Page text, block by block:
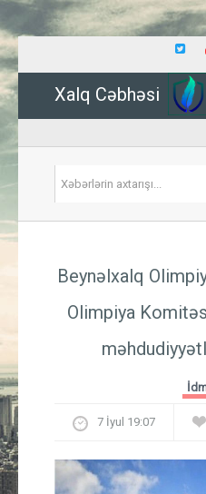
Xalq Cəbhəsi
Beynəlxalq
Olimpiya
7 İyul 19:07